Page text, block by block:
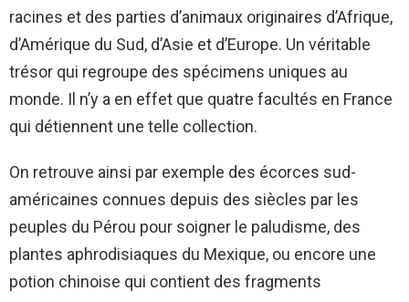
racines et des parties d’animaux originaires d’Afrique,
d’Amérique du Sud, d’Asie et d’Europe. Un véritable
trésor qui regroupe des spécimens uniques au
monde. Il n’y a en effet que quatre facultés en France
qui détiennent une telle collection.
On retrouve ainsi par exemple des écorces sud-
américaines connues depuis des siècles par les
peuples du Pérou pour soigner le paludisme, des
plantes aphrodisiaques du Mexique, ou encore une
potion chinoise qui contient des fragments